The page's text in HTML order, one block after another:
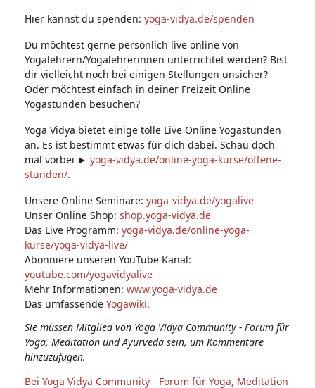
Hier kannst du spenden: yoga-vidya.de/spenden
Du möchtest gerne persönlich live online von
Yogalehrern/Yogalehrerinnen unterrichtet werden? Bist
dir vielleicht noch bei einigen Stellungen unsicher?
Oder möchtest einfach in deiner Freizeit Online
Yogastunden besuchen?
Yoga Vidya bietet einige tolle Live Online Yogastunden
an. Es ist bestimmt etwas für dich dabei. Schau doch
mal vorbei ► yoga-vidya.de/online-yoga-kurse/offene-
stunden/.
Unsere Online Seminare: yoga-vidya.de/yogalive
Unser Online Shop: shop.yoga-vidya.de
Das Live Programm: yoga-vidya.de/online-yoga-
kurse/yoga-vidya-live/
Abonniere unseren YouTube Kanal:
youtube.com/yogavidyalive
Mehr Informationen: www.yoga-vidya.de
Das umfassende Yogawiki.
Sie müssen Mitglied von Yoga Vidya Community - Forum für
Yoga, Meditation und Ayurveda sein, um Kommentare
hinzuzufügen.
Bei Yoga Vidya Community - Forum für Yoga, Meditation